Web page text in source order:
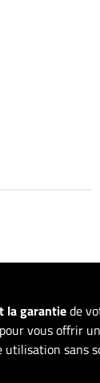
la garantiede
pour vous offrir
sans